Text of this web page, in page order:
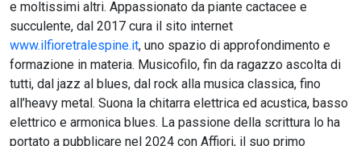
e moltissimi altri. Appassionato da piante cactacee e
succulente, dal 2017 cura il sito internet
www.ilfioretralespine.it, uno spazio di approfondimento e
formazione in materia. Musicofilo, fin da ragazzo ascolta di
tutti, dal jazz al blues, dal rock alla musica classica, fino
all’heavy metal. Suona la chitarra elettrica ed acustica, basso
elettrico e armonica blues. La passione della scrittura lo ha
portato a pubblicare nel 2024 con Affiori, il suo primo